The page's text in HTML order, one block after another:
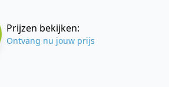
Prijzen bekijken:
Ontvang nu jouw prijs